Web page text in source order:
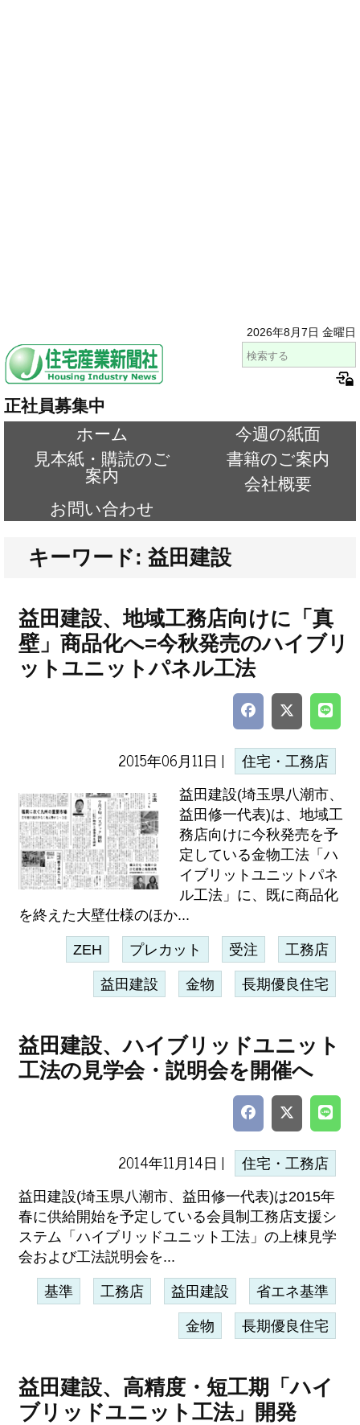
2026年8月7日 金曜日
正社員募集中
ホーム
今週の紙面
見本紙・購読のご
案内
書籍のご案内
会社概要
お問い合わせ
キーワード: 益田建設
益田建設、地域工務店向けに「真
壁」商品化へ=今秋発売のハイブリ
ットユニットパネル工法
2015年06月11日 | 住宅・工務店
益田建設(埼玉県八潮市、
益田修一代表)は、地域工
務店向けに今秋発売を予
定している金物工法「ハ
イブリットユニットパネ
ル工法」に、既に商品化
を終えた大壁仕様のほか...
ZEH プレカット 受注 工務店
益田建設 金物 長期優良住宅
益田建設、ハイブリッドユニット
工法の見学会・説明会を開催へ
2014年11月14日 | 住宅・工務店
益田建設(埼玉県八潮市、益田修一代表)は2015年
春に供給開始を予定している会員制工務店支援シ
ステム「ハイブリッドユニット工法」の上棟見学
会および工法説明会を...
基準 工務店 益田建設 省エネ基準
金物 長期優良住宅
益田建設、高精度・短工期「ハイ
ブリッドユニット工法」開発